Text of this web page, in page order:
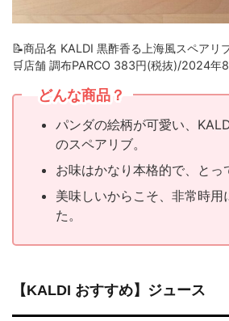
📝商品名 KALDI 黒酢香る上海風スペアリ
🛒店舗 調布PARCO 383円(税抜)/2024年
どんな商品？
パンダの絵柄が可愛い、
のスペアリブ。
お味はかなり本格的で、とっ
美味しいからこそ、非常時用
た。
【KALDI おすすめ】ジュース